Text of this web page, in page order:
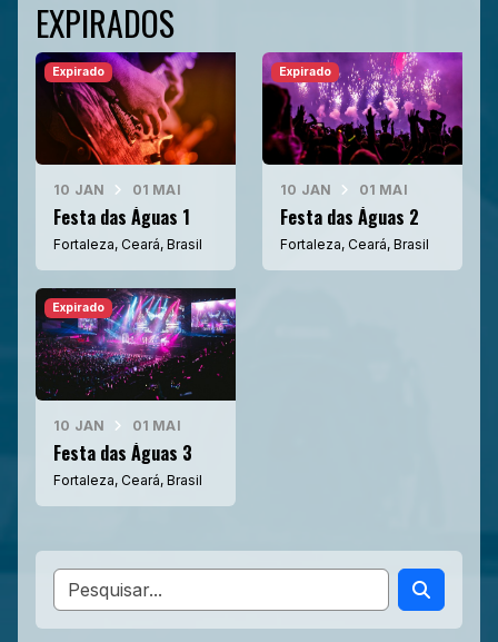
EXPIRADOS
10 JAN 01 MAI
Festa das Águas 1
Fortaleza, Ceará, Brasil
Expirado
10 JAN 01 MAI
Festa das Águas 2
Fortaleza, Ceará, Brasil
Expirado
10 JAN 01 MAI
Festa das Águas 3
Fortaleza, Ceará, Brasil
Expirado